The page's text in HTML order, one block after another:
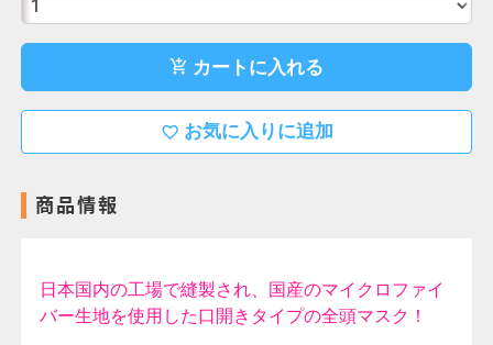
add_shopping_cart カートに入れる
favorite_border お気に入りに追加
商品情報
日本国内の工場で縫製され、国産のマイクロファイ
バー生地を使用した口開きタイプの全頭マスク！